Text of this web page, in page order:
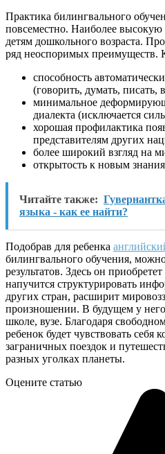
Практика билингвального
повсеместно. Наиболее высокую
детям дошкольного возраста.
ряд неоспоримых преимуществ.
способность
(говорить, думать, писать,
минимальное
диалекта (исключается
хорошая профилактика
представителям других
более широкий взгляд на
открытость к новым
Читайте также:
языка - как ее найти?
Подобрав для ребенка
билингвального обучения,
результатов. Здесь он
напучится структурировать
других стран, расширит
произношении. В будущем у
школе, вузе. Благодаря
ребенок будет чувствовать себя
заграничных поездок и
разных уголках планеты.
Оцените статью